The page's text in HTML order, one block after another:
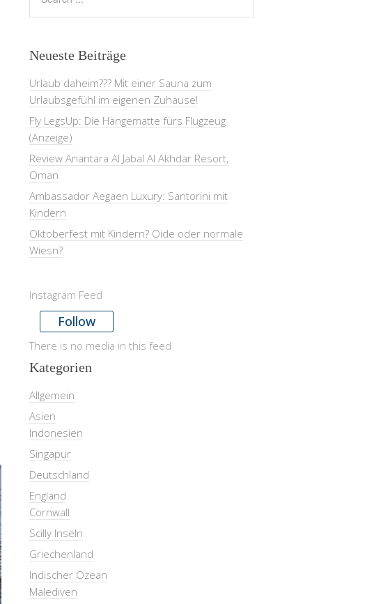
Neueste Beiträge
Urlaub daheim??? Mit einer Sauna zum
Urlaubsgefühl im eigenen Zuhause!
Fly LegsUp: Die Hängematte fürs Flugzeug
(Anzeige)
Review Anantara Al Jabal Al Akhdar Resort,
Oman
Ambassador Aegaen Luxury: Santorini mit
Kindern
Oktoberfest mit Kindern? Oide oder normale
Wiesn?
Instagram Feed
Follow
There is no media in this feed
Kategorien
Allgemein
Asien
Indonesien
Singapur
Deutschland
England
Cornwall
Scilly Inseln
Griechenland
Indischer Ozean
Malediven